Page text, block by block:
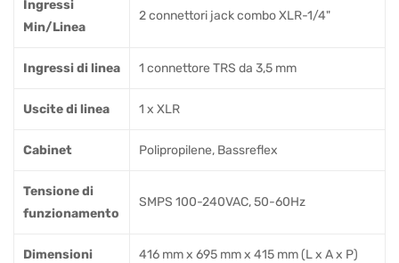
Ingressi
Min/Linea
2 connettori jack combo XLR-1/4"
Ingressi di linea 1 connettore TRS da 3,5 mm
Uscite di linea 1 x XLR
Cabinet Polipropilene, Bassreflex
Tensione di
funzionamento
SMPS 100-240VAC, 50-60Hz
Dimensioni 416 mm x 695 mm x 415 mm (L x A x P)